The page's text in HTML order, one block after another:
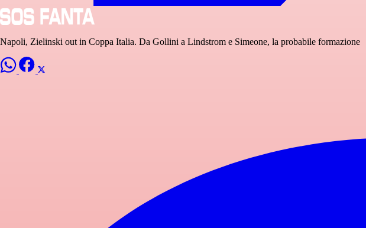
Napoli, Zielinski out in Coppa Italia. Da Gollini a Lindstrom e Simeone, la probabile formazione